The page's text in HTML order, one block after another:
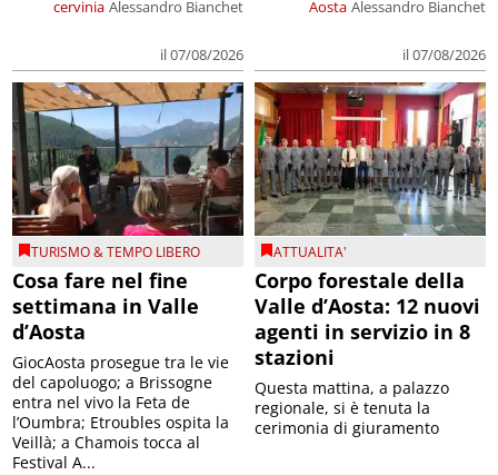
cervinia Alessandro Bianchet
il 07/08/2026
Aosta Alessandro Bianchet
il 07/08/2026
TURISMO & TEMPO LIBERO
Cosa fare nel fine
settimana in Valle
d’Aosta
GiocAosta prosegue tra le vie
del capoluogo; a Brissogne
entra nel vivo la Feta de
l’Oumbra; Etroubles ospita la
Veillà; a Chamois tocca al
Festival A...
ATTUALITA'
Corpo forestale della
Valle d’Aosta: 12 nuovi
agenti in servizio in 8
stazioni
Questa mattina, a palazzo
regionale, si è tenuta la
cerimonia di giuramento